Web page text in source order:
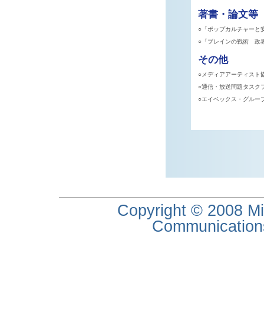
著書・論文等
○「ポップカルチャーと
○「ブレインの戦術 政
その他
○メディアアーティスト
○通信・放送問題タスク
○エイベックス・グルー
Copyright © 2008